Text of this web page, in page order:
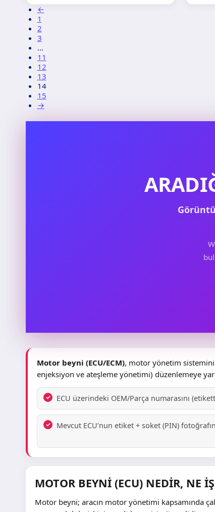
←
1
2
3
…
11
12
13
14
15
→
Motor beyni (ECU/ECM), motor yönetim
enjeksiyon ve ateşleme yönetimi) düzenlemeye
ECU üzerindeki OEM/Parça numarasını
Mevcut ECU’nun etiket + soket (PIN)
MOTOR BEYNI (ECU) NEDIR, NE
Motor beyni; aracın motor yönetimi kapsamında